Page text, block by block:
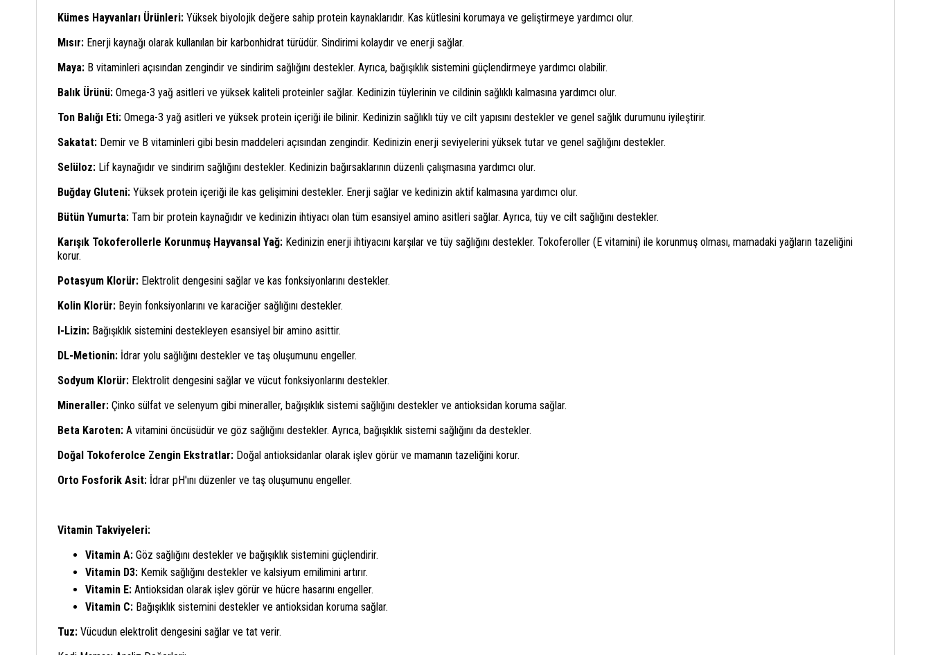
Kümes Hayvanları Ürünleri: Yüksek biyolojik değere sahip protein kaynaklarıdır. Kas kütlesini korumaya ve geliştirmeye yardımcı olur.
Mısır: Enerji kaynağı olarak kullanılan bir karbonhidrat türüdür. Sindirimi kolaydır ve enerji sağlar.
Maya: B vitaminleri açısından zengindir ve sindirim sağlığını destekler. Ayrıca, bağışıklık sistemini güçlendirmeye yardımcı olabilir.
Balık Ürünü: Omega-3 yağ asitleri ve yüksek kaliteli proteinler sağlar. Kedinizin tüylerinin ve cildinin sağlıklı kalmasına yardımcı olur.
Ton Balığı Eti: Omega-3 yağ asitleri ve yüksek protein içeriği ile bilinir. Kedinizin sağlıklı tüy ve cilt yapısını destekler ve genel sağlık durumunu iyileştirir.
Sakatat: Demir ve B vitaminleri gibi besin maddeleri açısından zengindir. Kedinizin enerji seviyelerini yüksek tutar ve genel sağlığını destekler.
Selüloz: Lif kaynağıdır ve sindirim sağlığını destekler. Kedinizin bağırsaklarının düzenli çalışmasına yardımcı olur.
Buğday Gluteni: Yüksek protein içeriği ile kas gelişimini destekler. Enerji sağlar ve kedinizin aktif kalmasına yardımcı olur.
Bütün Yumurta: Tam bir protein kaynağıdır ve kedinizin ihtiyacı olan tüm esansiyel amino asitleri sağlar. Ayrıca, tüy ve cilt sağlığını destekler.
Karışık Tokoferollerle Korunmuş Hayvansal Yağ: Kedinizin enerji ihtiyacını karşılar ve tüy sağlığını destekler. Tokoferoller (E vitamini) ile korunmuş olması, mamadaki yağların tazeliğini
korur.
Potasyum Klorür: Elektrolit dengesini sağlar ve kas fonksiyonlarını destekler.
Kolin Klorür: Beyin fonksiyonlarını ve karaciğer sağlığını destekler.
l-Lizin: Bağışıklık sistemini destekleyen esansiyel bir amino asittir.
DL-Metionin: İdrar yolu sağlığını destekler ve taş oluşumunu engeller.
Sodyum Klorür: Elektrolit dengesini sağlar ve vücut fonksiyonlarını destekler.
Mineraller: Çinko sülfat ve selenyum gibi mineraller, bağışıklık sistemi sağlığını destekler ve antioksidan koruma sağlar.
Beta Karoten: A vitamini öncüsüdür ve göz sağlığını destekler. Ayrıca, bağışıklık sistemi sağlığını da destekler.
Doğal Tokoferolce Zengin Ekstratlar: Doğal antioksidanlar olarak işlev görür ve mamanın tazeliğini korur.
Orto Fosforik Asit: İdrar pH'ını düzenler ve taş oluşumunu engeller.
Vitamin Takviyeleri:
Vitamin A: Göz sağlığını destekler ve bağışıklık sistemini güçlendirir.
Vitamin D3: Kemik sağlığını destekler ve kalsiyum emilimini artırır.
Vitamin E: Antioksidan olarak işlev görür ve hücre hasarını engeller.
Vitamin C: Bağışıklık sistemini destekler ve antioksidan koruma sağlar.
Tuz: Vücudun elektrolit dengesini sağlar ve tat verir.